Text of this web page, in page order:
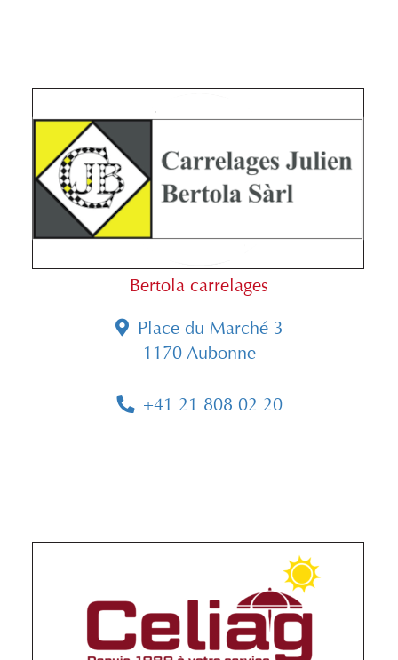
Bertola carrelages
Place du Marché 3
1170 Aubonne
+41 21 808 02 20